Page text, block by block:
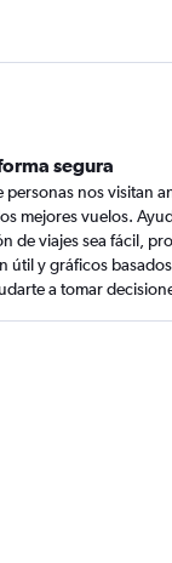
segura
personas nos visitan
mejores vuelos.
de viajes sea fácil,
útil y gráficos
a tomar